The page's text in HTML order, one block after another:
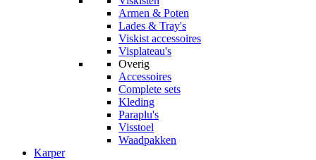
Armen & Poten
Lades & Tray's
Viskist accessoires
Visplateau's
Overig
Accessoires
Complete sets
Kleding
Paraplu's
Visstoel
Waadpakken
Karper